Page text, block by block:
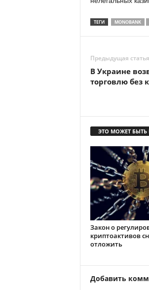
ТЕГИ MONOBANK
Предыдущая статья
В Украине
торговлю без
ЭТО МОЖЕТ БЫТЬ
Закон о
криптоактивов
отложить
Добавить